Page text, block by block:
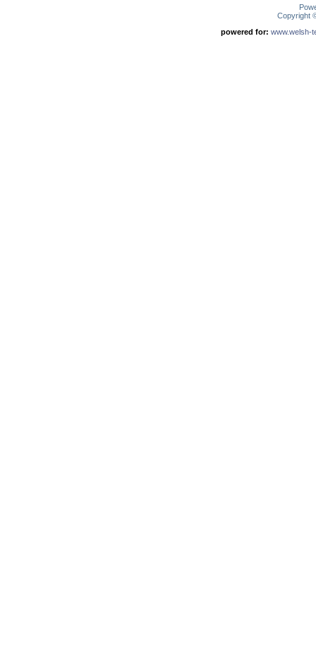
Copyright
powered for: www.welsh-